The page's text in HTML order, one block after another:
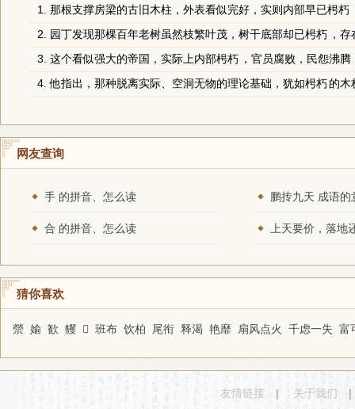
1. 那根支撑房梁的古旧木柱，外表看似完好，实则内部早已枵朽
2. 园丁发现那棵百年老树虽然枝繁叶茂，树干底部却已枵朽 ，
3. 这个看似强大的帝国，实际上内部枵朽 ，官员腐败，民怨沸
4. 他指出，那种脱离实际、空洞无物的理论基础，犹如枵朽的木
网友查询
手 的拼音、怎么读 鹏抟九天 成语的
合 的拼音、怎么读
猜你喜欢
禜 媮 歓 貜 𦜔 班布 饮柏 尾衔 释渴 艳靡 扇风点火 千虑一失 富
友情链接 | 关于我们